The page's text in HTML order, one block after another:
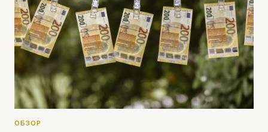
ОБЗОР